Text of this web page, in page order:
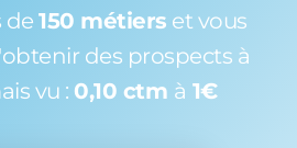
de 150 métiers et vous
des prospects à
vu : 0,10 ctm à 1€